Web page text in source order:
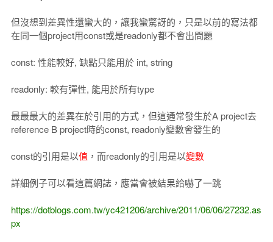
但沒想到差異性還蠻大的，讓我蠻驚訝的，只是以前的寫法都
在同一個project用const或是readonly都不會出問題
const: 性能較好, 缺點只能用於 int, string
readonly: 較有彈性, 能用於所有type
最最最大的差異在於引用的方式，但這通常發生於A project去
reference B project時的const, readonly變數會發生的
const的引用是以值 ，而readonly的引用是以變數
詳細例子可以看這篇網誌，應當會被結果給嚇了一跳
https://dotblogs.com.tw/yc421206/archive/2011/06/06/27232.as
px